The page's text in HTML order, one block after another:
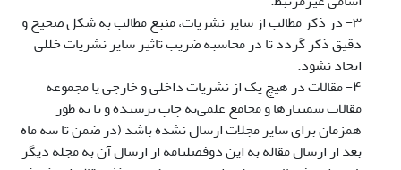
۳- در ذکر مطالب از سایر نشریات، منبع مطالب به شکل صحیح و
دقیق ذکر گردد تا در محاسبه ضریب تاثیر سایر نشریات خللی
ایجاد نشود.
۴- مقالات در هیچ یک از نشریات داخلی و خارجی یا مجموعه
مقالات سمینارها و مجامع علمی‌به چاپ نرسیده و یا به طور
همزمان برای سایر مجلات ارسال نشده باشد (در ضمن تا سه ماه
بعد از ارسال مقاله به این دوفصلنامه از ارسال آن به مجله دیگر